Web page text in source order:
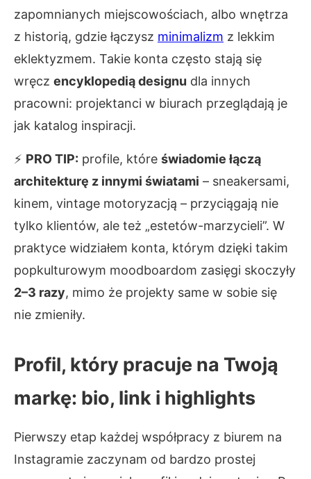
zapomnianych miejscowościach, albo wnętrza
z historią, gdzie łączysz minimalizm z lekkim
eklektyzmem. Takie konta często stają się
wręcz encyklopedią designu dla innych
pracowni: projektanci w biurach przeglądają je
jak katalog inspiracji.
⚡ PRO TIP: profile, które świadomie łączą
architekturę z innymi światami – sneakersami,
kinem, vintage motoryzacją – przyciągają nie
tylko klientów, ale też „estetów-marzycieli”. W
praktyce widziałem konta, którym dzięki takim
popkulturowym moodboardom zasięgi skoczyły
2–3 razy, mimo że projekty same w sobie się
nie zmieniły.
Profil, który pracuje na Twoją
markę: bio, link i highlights
Pierwszy etap każdej współpracy z biurem na
Instagramie zaczynam od bardzo prostej